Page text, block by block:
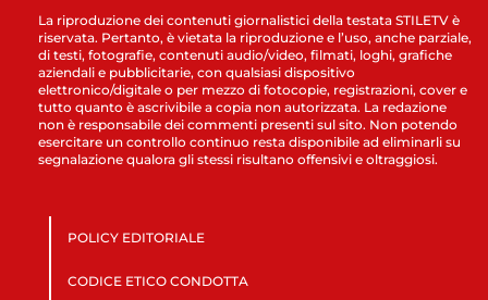
La riproduzione dei contenuti giornalistici della testata STILETV è
riservata. Pertanto, è vietata la riproduzione e l’uso, anche parziale,
di testi, fotografie, contenuti audio/video, filmati, loghi, grafiche
aziendali e pubblicitarie, con qualsiasi dispositivo
elettronico/digitale o per mezzo di fotocopie, registrazioni, cover e
tutto quanto è ascrivibile a copia non autorizzata. La redazione
non è responsabile dei commenti presenti sul sito. Non potendo
esercitare un controllo continuo resta disponibile ad eliminarli su
segnalazione qualora gli stessi risultano offensivi e oltraggiosi.
POLICY EDITORIALE
CODICE ETICO CONDOTTA